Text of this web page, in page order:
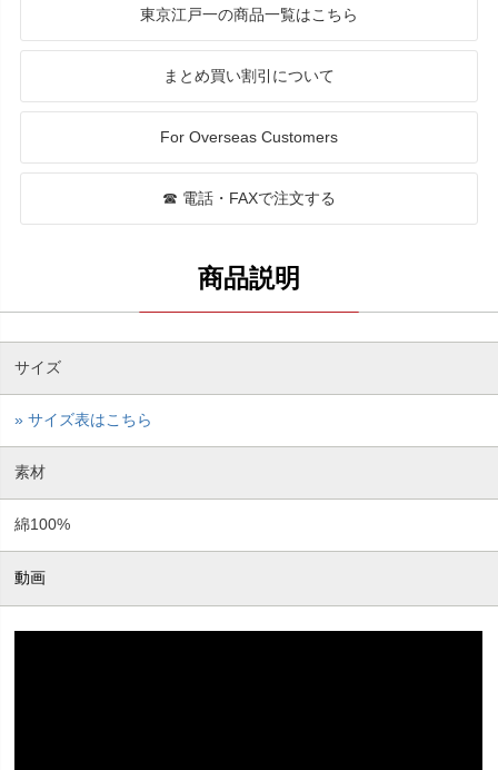
東京江戸一の商品一覧はこちら
まとめ買い割引について
For Overseas Customers
☎ 電話・FAXで注文する
サイズ
» サイズ表はこちら
素材
綿100%